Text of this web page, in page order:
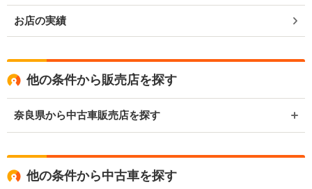
お店の実績
他の条件から販売店を探す
奈良県から中古車販売店を探す
他の条件から中古車を探す